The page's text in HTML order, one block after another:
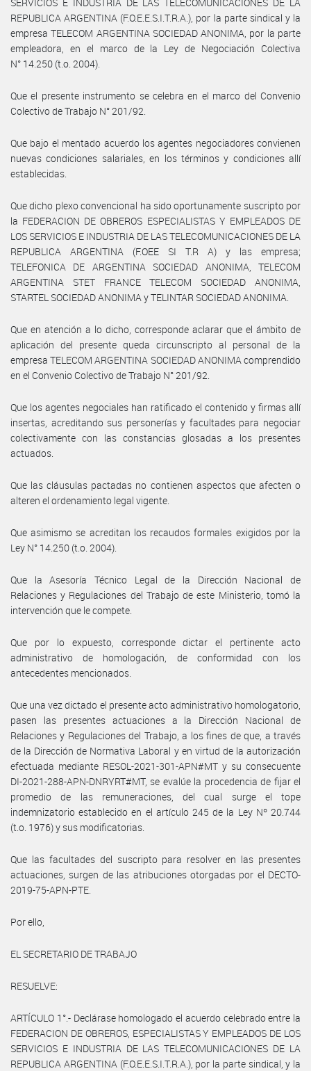
REPUBLICA ARGENTINA (F.O.E.E.S.I.T.R.A.), por la parte sindical y la
empresa TELECOM ARGENTINA SOCIEDAD ANONIMA, por la parte
empleadora, en el marco de la Ley de Negociación Colectiva
N° 14.250 (t.o. 2004).
Que el presente instrumento se celebra en el marco del Convenio
Colectivo de Trabajo N° 201/92.
Que bajo el mentado acuerdo los agentes negociadores convienen
nuevas condiciones salariales, en los términos y condiciones allí
establecidas.
Que dicho plexo convencional ha sido oportunamente suscripto por
la FEDERACION DE OBREROS ESPECIALISTAS Y EMPLEADOS DE
LOS SERVICIOS E INDUSTRIA DE LAS TELECOMUNICACIONES DE LA
REPUBLICA ARGENTINA (F.OEE SI T.R A) y las empresa;
TELEFONICA DE ARGENTINA SOCIEDAD ANONIMA, TELECOM
ARGENTINA STET FRANCE TELECOM SOCIEDAD ANONIMA,
STARTEL SOCIEDAD ANONIMA y TELINTAR SOCIEDAD ANONIMA.
Que en atención a lo dicho, corresponde aclarar que el ámbito de
aplicación del presente queda circunscripto al personal de la
empresa TELECOM ARGENTINA SOCIEDAD ANONIMA comprendido
en el Convenio Colectivo de Trabajo N° 201/92.
Que los agentes negociales han ratificado el contenido y firmas allí
insertas, acreditando sus personerías y facultades para negociar
colectivamente con las constancias glosadas a los presentes
actuados.
Que las cláusulas pactadas no contienen aspectos que afecten o
alteren el ordenamiento legal vigente.
Que asimismo se acreditan los recaudos formales exigidos por la
Ley N° 14.250 (t.o. 2004).
Que la Asesoría Técnico Legal de la Dirección Nacional de
Relaciones y Regulaciones del Trabajo de este Ministerio, tomó la
intervención que le compete.
Que por lo expuesto, corresponde dictar el pertinente acto
administrativo de homologación, de conformidad con los
antecedentes mencionados.
Que una vez dictado el presente acto administrativo homologatorio,
pasen las presentes actuaciones a la Dirección Nacional de
Relaciones y Regulaciones del Trabajo, a los fines de que, a través
de la Dirección de Normativa Laboral y en virtud de la autorización
efectuada mediante RESOL-2021-301-APN#MT y su consecuente
DI-2021-288-APN-DNRYRT#MT, se evalúe la procedencia de fijar el
promedio de las remuneraciones, del cual surge el tope
indemnizatorio establecido en el artículo 245 de la Ley Nº 20.744
(t.o. 1976) y sus modificatorias.
Que las facultades del suscripto para resolver en las presentes
actuaciones, surgen de las atribuciones otorgadas por el DECTO-
2019-75-APN-PTE.
Por ello,
EL SECRETARIO DE TRABAJO
RESUELVE:
ARTÍCULO 1°.- Declárase homologado el acuerdo celebrado entre la
FEDERACION DE OBREROS, ESPECIALISTAS Y EMPLEADOS DE LOS
SERVICIOS E INDUSTRIA DE LAS TELECOMUNICACIONES DE LA
REPUBLICA ARGENTINA (F.O.E.E.S.I.T.R.A.), por la parte sindical, y la